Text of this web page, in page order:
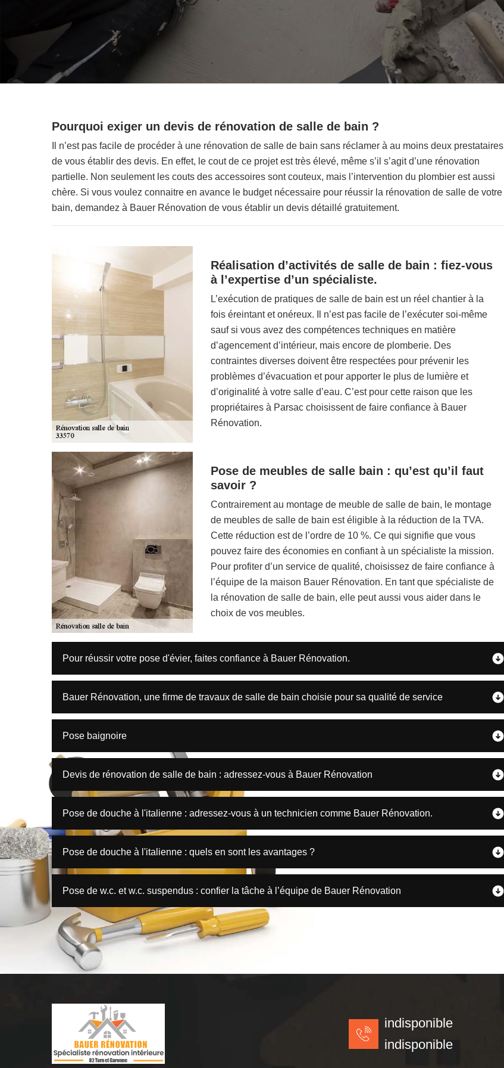
Pourquoi exiger un devis de rénovation de salle de bain ?
Il n’est pas facile de procéder à une rénovation de salle de bain sans réclamer à au moins deux prestataires
de vous établir des devis. En effet, le cout de ce projet est très élevé, même s’il s’agit d’une rénovation
partielle. Non seulement les couts des accessoires sont couteux, mais l’intervention du plombier est aussi
chère. Si vous voulez connaitre en avance le budget nécessaire pour réussir la rénovation de salle de votre
bain, demandez à Bauer Rénovation de vous établir un devis détaillé gratuitement.
Réalisation d’activités de salle de bain : fiez-vous
à l’expertise d’un spécialiste.
L’exécution de pratiques de salle de bain est un réel chantier à la
fois éreintant et onéreux. Il n’est pas facile de l’exécuter soi-même
sauf si vous avez des compétences techniques en matière
d’agencement d’intérieur, mais encore de plomberie. Des
contraintes diverses doivent être respectées pour prévenir les
problèmes d’évacuation et pour apporter le plus de lumière et
d’originalité à votre salle d’eau. C’est pour cette raison que les
propriétaires à Parsac choisissent de faire confiance à Bauer
Rénovation.
Pose de meubles de salle bain : qu’est qu’il faut
savoir ?
Contrairement au montage de meuble de salle de bain, le montage
de meubles de salle de bain est éligible à la réduction de la TVA.
Cette réduction est de l’ordre de 10 %. Ce qui signifie que vous
pouvez faire des économies en confiant à un spécialiste la mission.
Pour profiter d’un service de qualité, choisissez de faire confiance à
l’équipe de la maison Bauer Rénovation. En tant que spécialiste de
la rénovation de salle de bain, elle peut aussi vous aider dans le
choix de vos meubles.
Pour réussir votre pose d'évier, faites confiance à Bauer Rénovation.
Bauer Rénovation, une firme de travaux de salle de bain choisie pour sa qualité de service
Pose baignoire
Devis de rénovation de salle de bain : adressez-vous à Bauer Rénovation
Pose de douche à l'italienne : adressez-vous à un technicien comme Bauer Rénovation.
Pose de douche à l'italienne : quels en sont les avantages ?
Pose de w.c. et w.c. suspendus : confier la tâche à l’équipe de Bauer Rénovation
indisponible
indisponible